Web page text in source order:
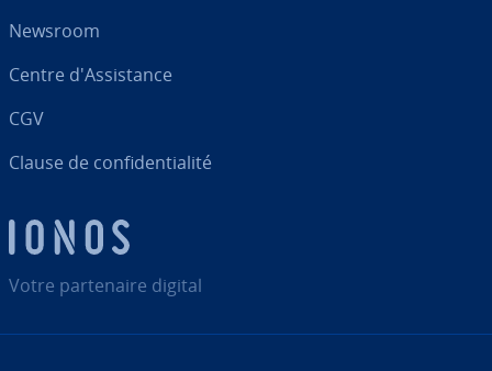
Votre par­te­naire digital
Newsroom
Centre d'As­sis­tance
CGV
Clause de con­fi­den­tia­lité